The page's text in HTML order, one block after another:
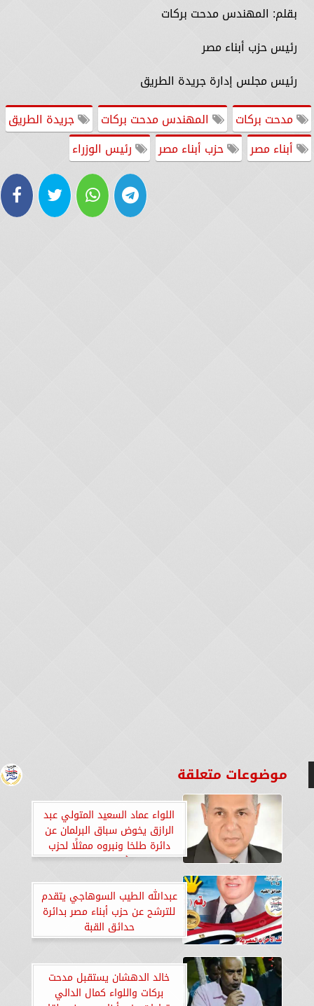
بقلم: المهندس مدحت بركات
رئيس حزب أبناء مصر
رئيس مجلس إدارة جريدة الطريق
مدحت بركات
المهندس مدحت بركات
جريدة الطريق
أبناء مصر
حزب أبناء مصر رئيس الوزراء
موضوعات متعلقة
اللواء عماد السعيد المتولي عبد
الرازق يخوض سباق البرلمان عن
دائرة طلخا ونبروه ممثلًا لحزب
أبناء مصر
عبدالله الطيب السوهاجي يتقدم
للترشح عن حزب أبناء مصر بدائرة
حدائق القبة
خالد الدهشان يستقبل مدحت
بركات واللواء كمال الدالي